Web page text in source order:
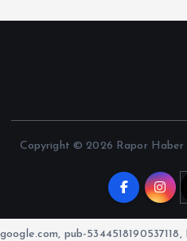
Copyright © 2026 Rapor Haber
google.com, pub-